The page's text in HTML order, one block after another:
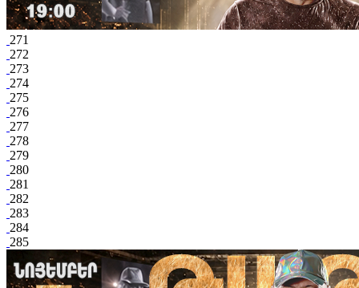
271
272
273
274
275
276
277
278
279
280
281
282
283
284
285